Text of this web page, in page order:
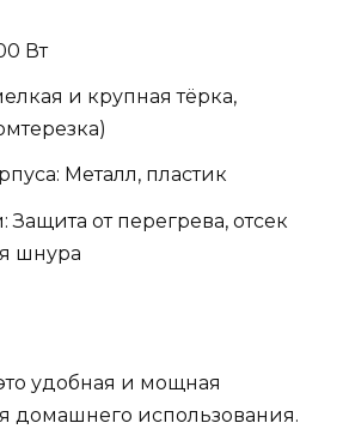
Вт
и крупная тёрка,
Металл, пластик
Защита от перегрева, отсек
шнура
удобная и мощная
домашнего использования.